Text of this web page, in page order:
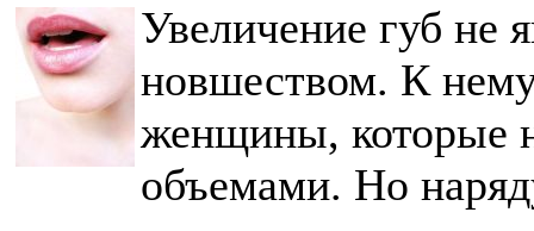
Увеличение губ не
новшеством. К
женщины, которые
объемами. Но